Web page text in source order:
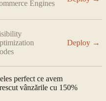
Engines
Deploy →
perfect ce avem
vânzările cu 150%